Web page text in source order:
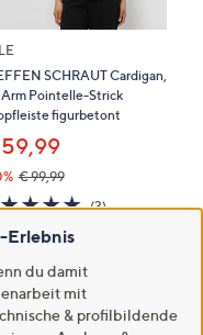
SCHRAUT Cardigan,
Arm Pointelle-Strick
figurbetont
€ 99,99
5.0
(3)
den Warenkorb
Erlebnis
du damit
mit
& profilbildende